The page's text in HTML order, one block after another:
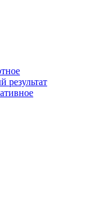
результат